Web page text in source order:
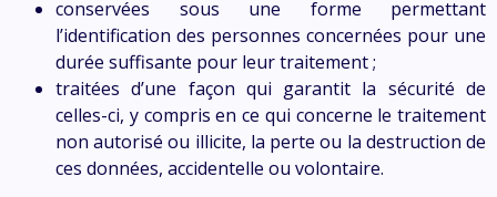
conservées sous une forme permettant
l’identification des personnes concernées pour une
durée suffisante pour leur traitement ;
traitées d’une façon qui garantit la sécurité de
celles-ci, y compris en ce qui concerne le traitement
non autorisé ou illicite, la perte ou la destruction de
ces données, accidentelle ou volontaire.